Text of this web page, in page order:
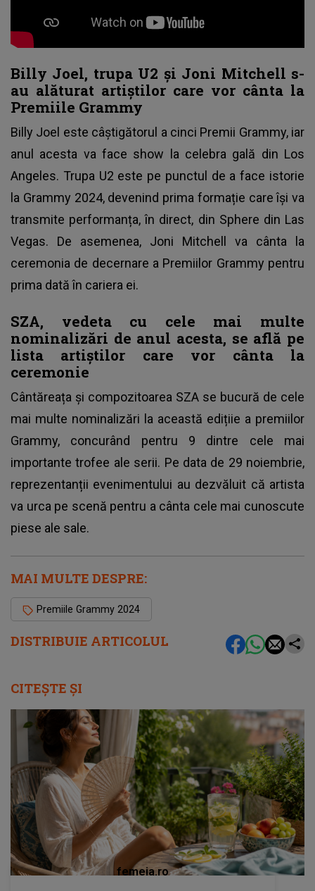
DISTRIBUIE ARTICOLUL
Billy Joel, trupa U2 și Joni Mitchell s-
au alăturat artiștilor care vor cânta la
Premiile Grammy
Billy Joel este câștigătorul a cinci Premii Grammy, iar
anul acesta va face show la celebra gală din Los
Angeles. Trupa U2 este pe punctul de a face istorie
la Grammy 2024, devenind prima formație care își va
transmite performanța, în direct, din Sphere din Las
Vegas. De asemenea, Joni Mitchell va cânta la
ceremonia de decernare a Premiilor Grammy pentru
prima dată în cariera ei.
SZA, vedeta cu cele mai multe
nominalizări de anul acesta, se află pe
lista artiștilor care vor cânta la
ceremonie
Cântăreața și compozitoarea SZA se bucură de cele
mai multe nominalizări la această edițiie a premiilor
Grammy, concurând pentru 9 dintre cele mai
importante trofee ale serii. Pe data de 29 noiembrie,
reprezentanții evenimentului au dezvăluit că artista
va urca pe scenă pentru a cânta cele mai cunoscute
piese ale sale.
MAI MULTE DESPRE:
Premiile Grammy 2024
CITEȘTE ȘI
femeia.ro